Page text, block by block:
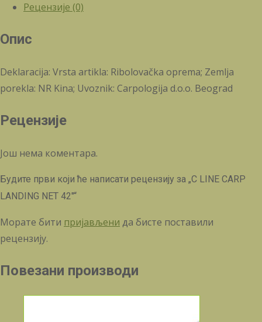
Рецензије (0)
Опис
Deklaracija: Vrsta artikla: Ribolovačka oprema; Zemlja
porekla: NR Kina; Uvoznik: Carpologija d.o.o. Beograd
Рецензије
Још нема коментара.
Будите први који ће написати рецензију за „C LINE CARP
LANDING NET 42″“
Морате бити пријављени да бисте поставили
рецензију.
Повезани производи